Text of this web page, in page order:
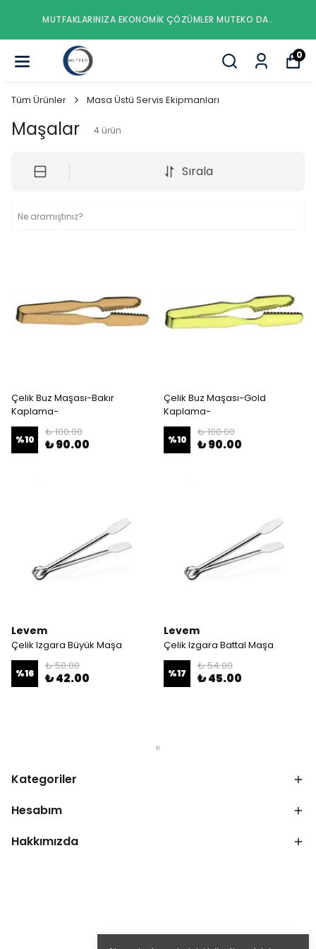
MUTFAKLARINIZA EKONOMIK ÇÖZÜMLER MUTEKO DA..
0
Tüm Ürünler Masa Üstü Servis Ekipmanları
Maşalar 4 ürün
Sırala
Çelik Buz Maşası-Bakır
Kaplama-
%10
₺ 100.00
₺ 90.00
Çelik Buz Maşası-Gold
Kaplama-
%10
₺ 100.00
₺ 90.00
Levem
Çelik Izgara Büyük Maşa
%16
₺ 50.00
₺ 42.00
Levem
Çelik Izgara Battal Maşa
%17
₺ 54.00
₺ 45.00
Kategoriler
Hesabım
Hakkımızda